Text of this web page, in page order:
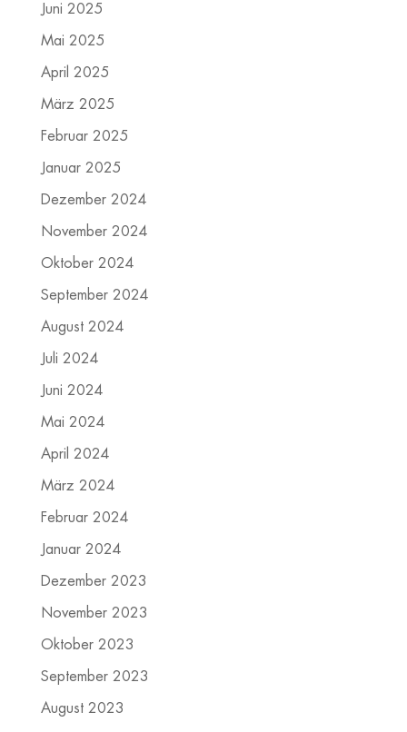
Juni 2025
Mai 2025
April 2025
März 2025
Februar 2025
Januar 2025
Dezember 2024
November 2024
Oktober 2024
September 2024
August 2024
Juli 2024
Juni 2024
Mai 2024
April 2024
März 2024
Februar 2024
Januar 2024
Dezember 2023
November 2023
Oktober 2023
September 2023
August 2023